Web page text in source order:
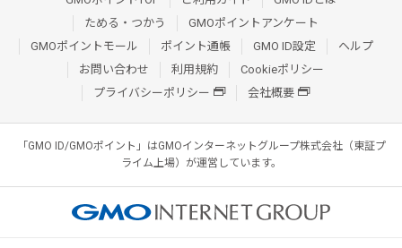
ためる・つかう
GMOポイントアンケート
GMOポイントモール
ポイント通帳 GMO ID設定
ヘルプ
お問い合わせ
利用規約
Cookieポリシー
プライバシーポリシー
会社概要
「GMO ID/GMOポイント」はGMOインターネットグループ株式会社（東証プ
ライム上場）が運営しています。